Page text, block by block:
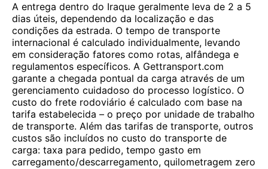
A entrega dentro do Iraque geralmente leva de 2 a 5
dias úteis, dependendo da localização e das
condições da estrada. O tempo de transporte
internacional é calculado individualmente, levando
em consideração fatores como rotas, alfândega e
regulamentos específicos. A Gettransport.com
garante a chegada pontual da carga através de um
gerenciamento cuidadoso do processo logístico. O
custo do frete rodoviário é calculado com base na
tarifa estabelecida – o preço por unidade de trabalho
de transporte. Além das tarifas de transporte, outros
custos são incluídos no custo do transporte de
carga: taxa para pedido, tempo gasto em
carregamento/descarregamento, quilometragem zero